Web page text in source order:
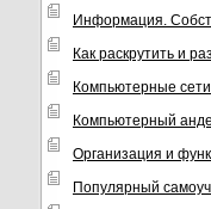
Информация.
Как раскрутить и
Компьютерные сети
Компьютерный
Организация и
Популярный